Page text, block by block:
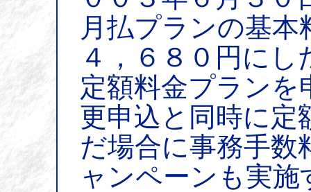
月払プランの基
４，６８０円に
定額料金プランを
更申込と同時に定
だ場合に事務手数
ャンペーンも実